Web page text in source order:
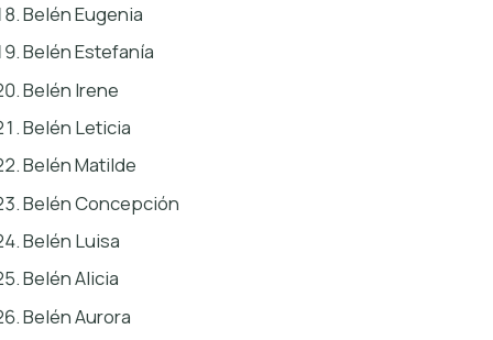
Belén Eugenia
Belén Estefanía
Belén Irene
Belén Leticia
Belén Matilde
Belén Concepción
Belén Luisa
Belén Alicia
Belén Aurora